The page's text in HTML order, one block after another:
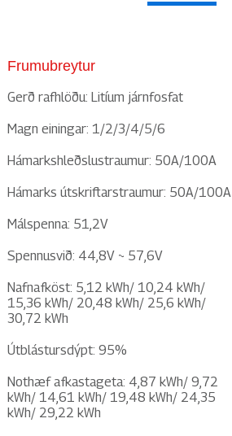
Frumubreytur
Gerð rafhlöðu: Litíum járnfosfat
Magn einingar: 1/2/3/4/5/6
Hámarkshleðslustraumur: 50A/100A
Hámarks útskriftarstraumur: 50A/100A
Málspenna: 51,2V
Spennusvið: 44,8V ~ 57,6V
Nafnafköst: 5,12 kWh/ 10,24 kWh/
15,36 kWh/ 20,48 kWh/ 25,6 kWh/
30,72 kWh
Útblástursdýpt: 95%
Nothæf afkastageta: 4,87 kWh/ 9,72
kWh/ 14,61 kWh/ 19,48 kWh/ 24,35
kWh/ 29,22 kWh